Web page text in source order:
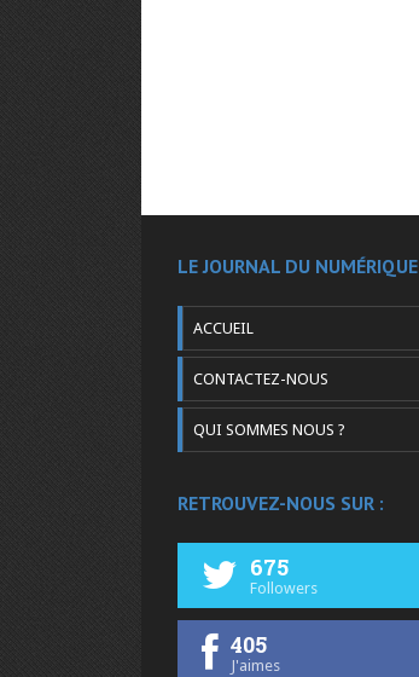
LE JOURNAL DU NUMÉRIQUE
ACCUEIL
CONTACTEZ-NOUS
QUI SOMMES NOUS ?
RETROUVEZ-NOUS SUR :
675
Followers
405
J'aimes